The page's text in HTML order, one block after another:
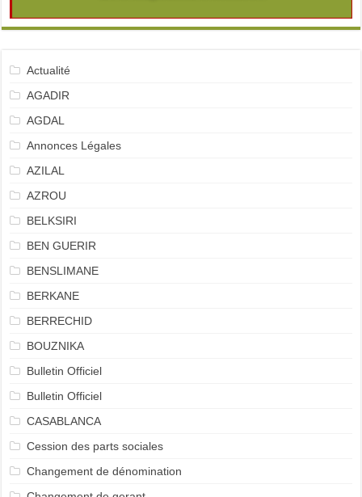
Actualité
AGADIR
AGDAL
Annonces Légales
AZILAL
AZROU
BELKSIRI
BEN GUERIR
BENSLIMANE
BERKANE
BERRECHID
BOUZNIKA
Bulletin Officiel
Bulletin Officiel
CASABLANCA
Cession des parts sociales
Changement de dénomination